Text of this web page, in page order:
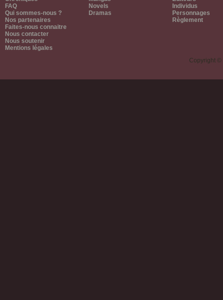
FAQ
Qui sommes-nous ?
Nos partenaires
Faites-nous connaitre
Nous contacter
Nous soutenir
Mentions légales
Novels
Dramas
Individus
Personnages
Règlement
Copyright ©